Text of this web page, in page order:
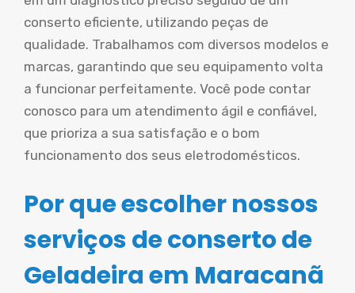
conserto eficiente, utilizando peças de
qualidade. Trabalhamos com diversos modelos e
marcas, garantindo que seu equipamento volta
a funcionar perfeitamente. Você pode contar
conosco para um atendimento ágil e confiável,
que prioriza a sua satisfação e o bom
funcionamento dos seus eletrodomésticos.
Por que escolher nossos
serviços de conserto de
Geladeira em Maracanã